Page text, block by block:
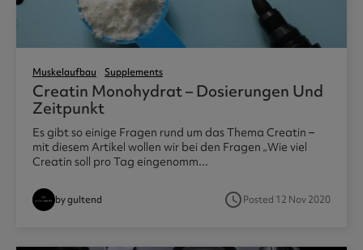
Muskelaufbau Supplements
Creatin Monohydrat – Dosierungen Und
Zeitpunkt
Es gibt so einige Fragen rund um das Thema Creatin –
mit diesem Artikel wollen wir bei den Fragen „Wie viel
Creatin soll pro Tag eingenomm...
by gultend access_timePosted 12 Nov 2020